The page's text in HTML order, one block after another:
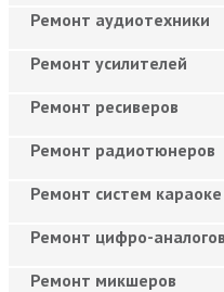
Ремонт аудиотехники
Ремонт усилителей
Ремонт ресиверов
Ремонт радиотюнеров
Ремонт систем караоке
Ремонт цифро-
Ремонт микшеров